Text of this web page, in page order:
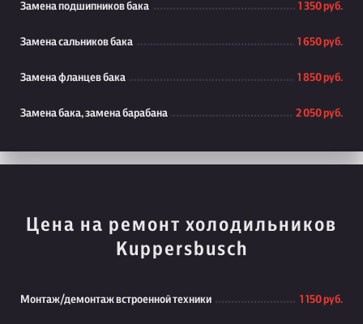
Замена подшипников бака 1 350 руб.
Замена сальников бака 1 650 руб.
Замена фланцев бака 1 850 руб.
Замена бака, замена барабана 2 050 руб.
Цена на ремонт холодильников
Kuppersbusch
Монтаж/демонтаж встроенной техники 1 150 руб.